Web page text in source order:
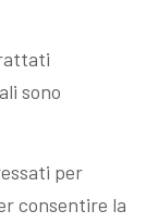
sono
per
consentire la